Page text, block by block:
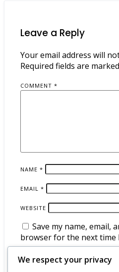
Leave a Reply
Your email address will
Required fields are marked
COMMENT *
NAME *
EMAIL *
WEBSITE
Save my name, email,
browser for the next time
We respect your privacy